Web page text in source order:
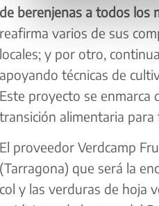
de berenjenas a todos los
reafirma varios de sus
locales; y por otro,
apoyando técnicas de
Este proyecto se enmarca
transición alimentaria para
El proveedor Verdcamp
(Tarragona) que será la
col y las verduras de hoja